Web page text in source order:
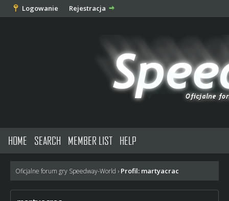
Logowanie Rejestracja
HOME SEARCH MEMBER LIST HELP
Oficjalne forum gry Speedway-World › Profil: martyacrac